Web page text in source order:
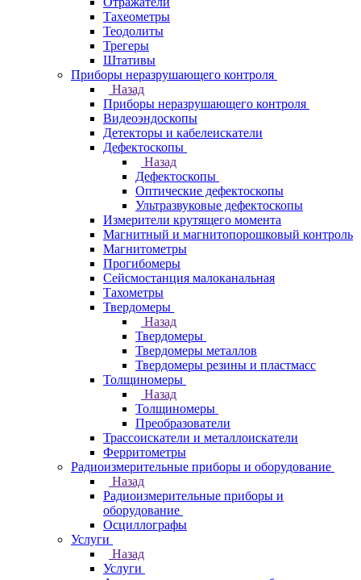
Тахеометры
Теодолиты
Трегеры
Штативы
Приборы неразрушающего контроля
Назад
Приборы неразрушающего контроля
Видеоэндоскопы
Детекторы и кабелеискатели
Дефектоскопы
Назад
Дефектоскопы
Оптические дефектоскопы
Ультразвуковые дефектоскопы
Измерители крутящего момента
Магнитный и магнитопорошковый контроль
Магнитометры
Прогибомеры
Сейсмостанция малоканальная
Тахометры
Твердомеры
Назад
Твердомеры
Твердомеры металлов
Твердомеры резины и пластмасс
Толщиномеры
Назад
Толщиномеры
Преобразователи
Трассоискатели и металлоискатели
Ферритометры
Радиоизмерительные приборы и оборудование
Назад
Радиоизмерительные приборы и
оборудование
Осциллографы
Услуги
Назад
Услуги